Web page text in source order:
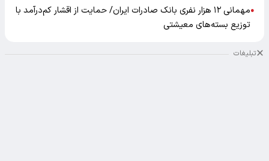
●
مهمانی ۱۲ هزار نفری بانک صادرات ایران/ حمایت از اقشار کم‌درآمد با
توزیع بسته‌های معیشتی
تبلیغات